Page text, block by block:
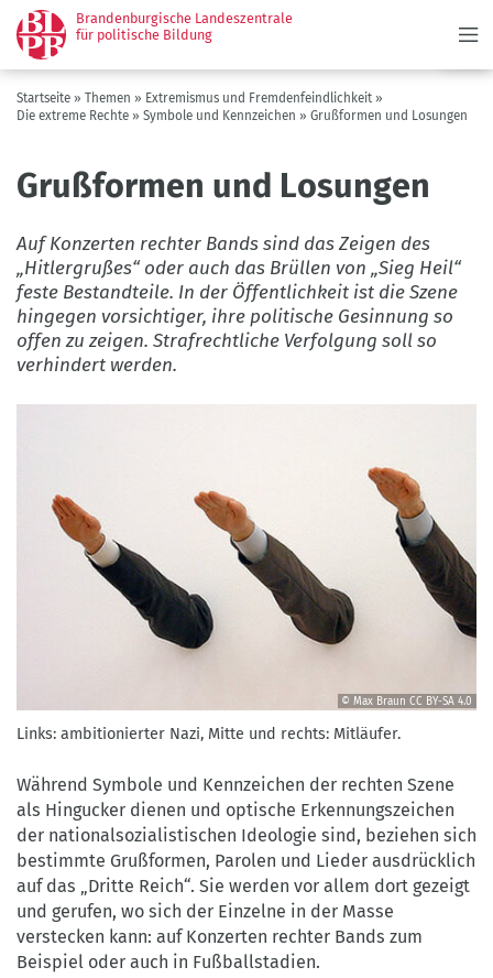
Direkt
zum
Inhalt
Brandenburgische Landeszentrale
für politische Bildung
Pfadnavigation
Startseite Themen
Extremismus und Fremdenfeindlichkeit
Die extreme Rechte
Symbole und Kennzeichen Grußformen und Losungen
Grußformen und Losungen
Auf Konzerten rechter Bands sind das Zeigen des
„Hitlergrußes“ oder auch das Brüllen von „Sieg Heil“
feste Bestandteile. In der Öffentlichkeit ist die Szene
hingegen vorsichtiger, ihre politische Gesinnung so
offen zu zeigen. Strafrechtliche Verfolgung soll so
verhindert werden.
Links:
Nazi,
Mitte
und
rechts:
Mitläufer.
Braun
© Max BraunCC BY-SA 4.0
Links: ambitionierter Nazi, Mitte und rechts: Mitläufer.
Während Symbole und Kennzeichen der rechten Szene
als Hingucker dienen und optische Erkennungszeichen
der nationalsozialistischen Ideologie sind, beziehen sich
bestimmte Grußformen, Parolen und Lieder ausdrücklich
auf das „Dritte Reich“. Sie werden vor allem dort gezeigt
und gerufen, wo sich der Einzelne in der Masse
verstecken kann: auf Konzerten rechter Bands zum
Beispiel oder auch in Fußballstadien.